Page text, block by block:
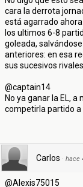
cara la derrota
está agarrado
los ultimos 6-8
goleada,
anteriores: en esa
sus sucesivos rivales
@captain14
No ya ganar la EL,
competirla partido a
Carlos · hace
@Alexis75015